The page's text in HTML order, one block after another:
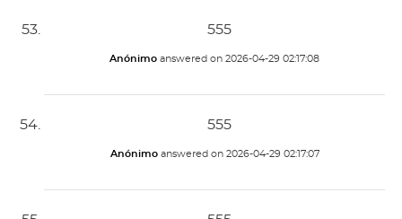
555
Anónimo answered on 2026-04-29 02:17:08
555
Anónimoanswered on 2026-04-29 02:17:07